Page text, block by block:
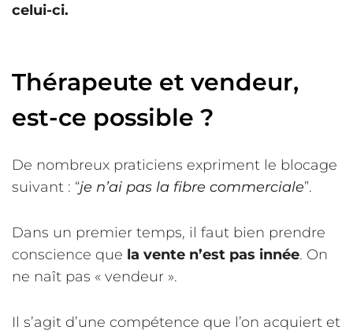
celui-ci.
Thérapeute et vendeur,
est-ce possible ?
De nombreux praticiens expriment le blocage
suivant : “je n’ai pas la fibre commerciale”.
Dans un premier temps, il faut bien prendre
conscience que la vente n’est pas innée. On
ne naît pas « vendeur ».
Il s’agit d’une compétence que l’on acquiert et